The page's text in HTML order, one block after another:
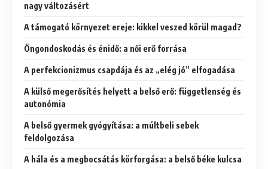
nagy változásért
A támogató környezet ereje: kikkel veszed körül magad?
Öngondoskodás és énidő: a női erő forrása
A perfekcionizmus csapdája és az „elég jó” elfogadása
A külső megerősítés helyett a belső erő: függetlenség és
autonómia
A belső gyermek gyógyítása: a múltbeli sebek
feldolgozása
A hála és a megbocsátás körforgása: a belső béke kulcsa